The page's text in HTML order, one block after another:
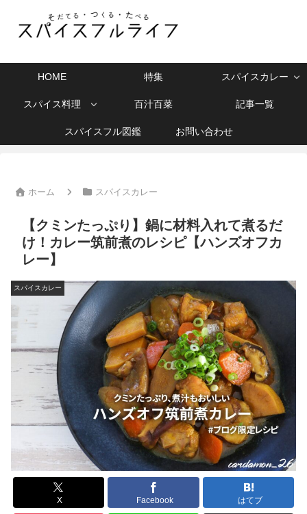
HOME 特集 スパイスカレー
スパイス料理 百汁百菜 記事一覧
スパイスフル図鑑 お問い合わせ
ホーム スパイスカレー
【クミンたっぷり】鍋に材料入れて煮るだ
け！カレー筑前煮のレシピ【ハンズオフカ
レー】
スパイスカレー
X Facebook はてブ